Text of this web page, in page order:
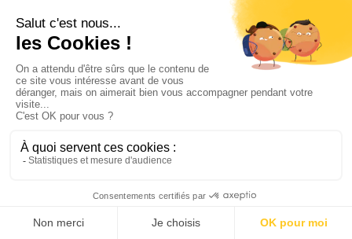
Considérez également la taille et l'aménagement des
espaces communs et des logements individuels, en
veillant à ce qu'ils soient accessibles aux personnes
Élaboration des règles de fonctionnement : Définissez
les règles de fonctionnement de la maison partagée,
telles que les responsabilités financières, les tâches
ménagères, la prise de décisions collectives et les
politiques d'admission. Assurez-vous que ces règles
favorisent l'inclusion, le respect mutuel et la sécurité
Sélection de l'emplacement : Trouvez un emplacement
de l'accessibilité aux services essentiels tels que les